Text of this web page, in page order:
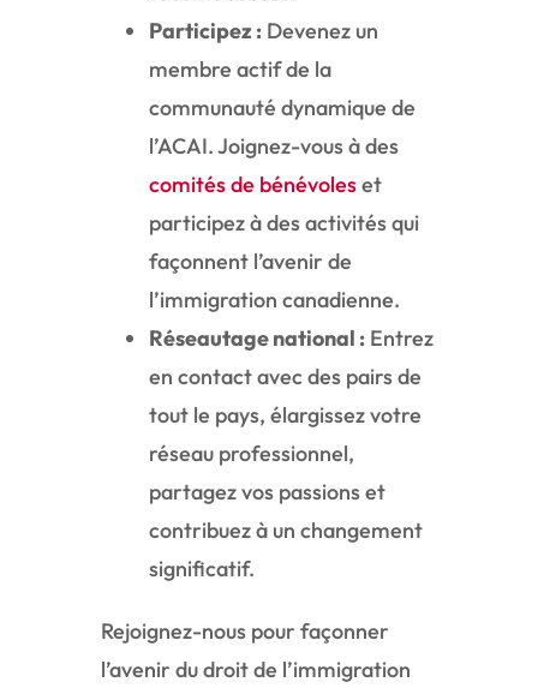
Participez : Devenez un
membre actif de la
communauté dynamique de
l’ACAI. Joignez-vous à des
comités de bénévoleset
participez à des activités qui
façonnent l’avenir de
l’immigration canadienne.
Réseautage national : Entrez
en contact avec des pairs de
tout le pays, élargissez votre
réseau professionnel,
partagez vos passions et
contribuez à un changement
significatif.
Rejoignez-nous pour façonner
l’avenir du droit de l’immigration